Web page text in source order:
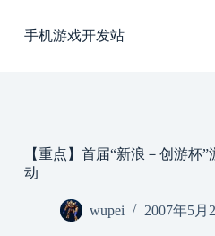
过
手机游戏开发站
【重点】首届“新浪－创游杯
动
wupei 2007年5月